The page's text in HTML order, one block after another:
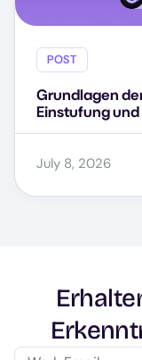
POST
Grundlagen
Einstufung
July 8, 2026